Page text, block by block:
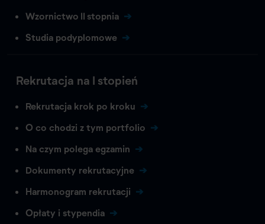
Wzornictwo II stopnia
Studia podyplomowe
Rekrutacja na I stopień
Rekrutacja krok po kroku
O co chodzi z tym portfolio
Na czym polega egzamin
Dokumenty rekrutacyjne
Harmonogram rekrutacji
Opłaty i stypendia